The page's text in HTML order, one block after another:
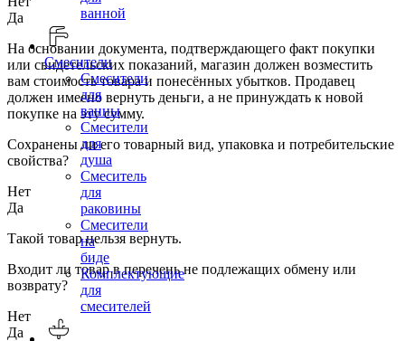
ванной
Смесители
Смесители
для
ванны
Смесители
для
душа
Смеситель
для
раковины
Смесители
на
биде
Комплектующие
для
смесителей
Да
На основании документа, подтверждающего факт покупки
или свидетельских показаний, магазин должен возместить
вам стоимость товара и понесённых убытков. Продавец
должен имеено вернуть деньги, а не принуждать к новой
покупке на эту сумму.
Сохранены ли его товарный вид, упаковка и потребительские
свойства?
Нет
Да
Такой товар нельзя вернуть.
Входит ли товар в перечень не подлежащих обмену или
возврату?
Нет
Да